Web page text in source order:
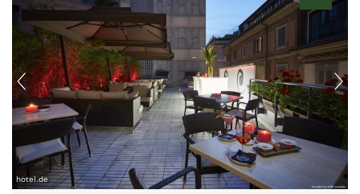
hotel.de